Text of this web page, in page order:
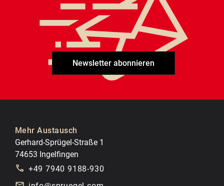
Newsletter abonnieren
Mehr Austausch
Gerhard-Sprügel-Straße 1
74653 Ingelfingen
+49 7940 9188-930